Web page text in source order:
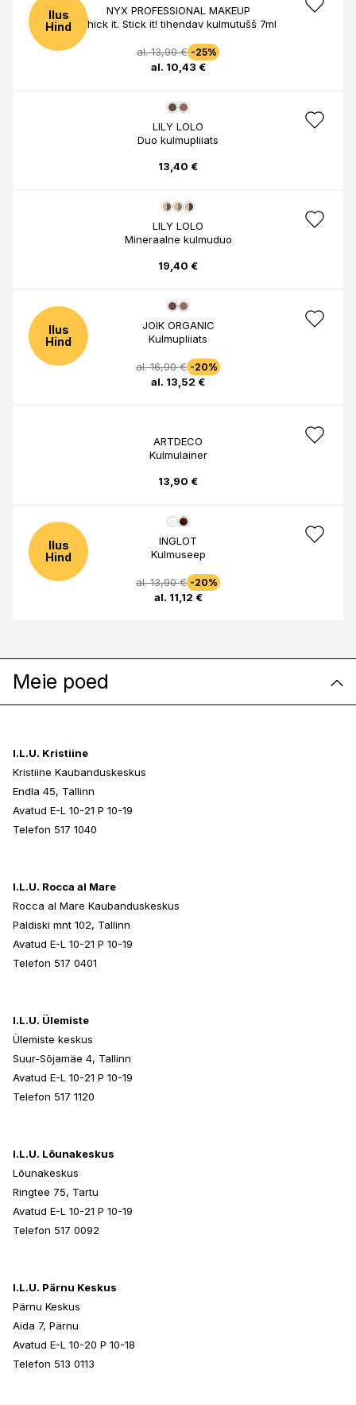
Ilus
Hind
NYX PROFESSIONAL MAKEUP
Thick it. Stick it! tihendav kulmutušš 7ml
al. 13,90 € -25%
al. 10,43 €
LILY LOLO
Duo kulmupliiats
13,40 €
LILY LOLO
Mineraalne kulmuduo
19,40 €
Ilus
Hind
JOIK ORGANIC
Kulmupliiats
al. 16,90 € -20%
al. 13,52 €
ARTDECO
Kulmulainer
13,90 €
Ilus
Hind
INGLOT
Kulmuseep
al. 13,90 € -20%
al. 11,12 €
Meie poed
I.L.U. Kristiine
Kristiine Kaubanduskeskus
Endla 45, Tallinn
Avatud E-L 10-21 P 10-19
Telefon 517 1040
I.L.U. Rocca al Mare
Rocca al Mare Kaubanduskeskus
Paldiski mnt 102, Tallinn
Avatud E-L 10-21 P 10-19
Telefon 517 0401
I.L.U. Ülemiste
Ülemiste keskus
Suur-Sõjamäe 4, Tallinn
Avatud E-L 10-21 P 10-19
Telefon 517 1120
I.L.U. Lõunakeskus
Lõunakeskus
Ringtee 75, Tartu
Avatud E-L 10-21 P 10-19
Telefon 517 0092
I.L.U. Pärnu Keskus
Pärnu Keskus
Aida 7, Pärnu
Avatud E-L 10-20 P 10-18
Telefon 513 0113